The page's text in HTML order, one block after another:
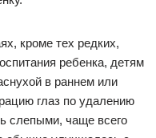
кроме тех редких,
ребенка, детям
в раннем или
глаз по удалению
слепыми, чаще всего